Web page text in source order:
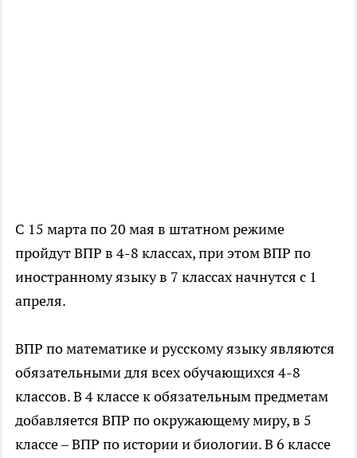
С 15 марта по 20 мая в штатном режиме
пройдут ВПР в 4-8 классах, при этом ВПР по
иностранному языку в 7 классах начнутся с 1
апреля.
ВПР по математике и русскому языку являются
обязательными для всех обучающихся 4-8
классов. В 4 классе к обязательным предметам
добавляется ВПР по окружающему миру, в 5
классе – ВПР по истории и биологии. В 6 классе